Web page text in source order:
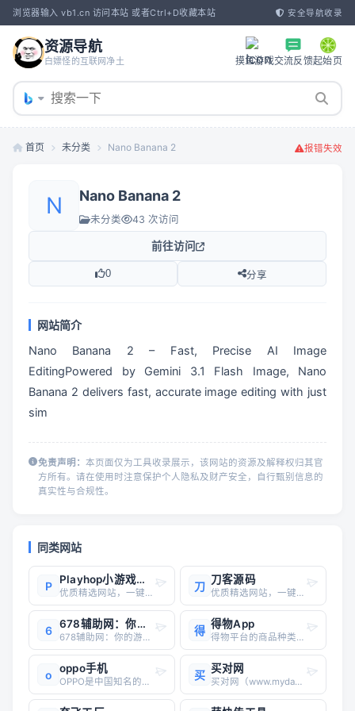
浏览器输入 vb1.cn 访问本站 或者Ctrl+D收藏本站 安全导航收录
资源导航
白嫖怪的互联网净土 摸鱼游戏交流反馈起始页
首页 未分类 Nano Banana 2 报错失效
N Nano Banana 2
未分类 43 次访问
前往访问
0 分享
网站简介
Nano Banana 2 – Fast, Precise AI Image
EditingPowered by Gemini 3.1 Flash Image, Nano
Banana 2 delivers fast, accurate image editing with just
sim
免责声明： 本页面仅为工具收录展示，该网站的资源及解释权归其官
方所有。请在使用时注意保护个人隐私及财产安全，自行甄别信息的
真实性与合规性。
同类网站
P Playhop小游戏网站官网
优质精选网站，一键直达
刀 刀客源码
优质精选网站，一键直达
6 678辅助网：你的游戏资源宝库
678辅助网：你的游戏资源宝库678辅助网，正如其名，是一个专注于游戏辅助资源的网站。它致力于为广大游戏爱好者提供免费、安全、可靠的游戏辅助工具、攻略秘籍以及最新游戏资讯。网站特色： 海量资源： 涵盖各类热门游戏的辅助工具、外挂、修改器、存档等，满足不同玩家的需求。 免费
得 得物App
得物平台的商品种类丰富，涵盖潮鞋、潮服、手表、配饰、3C数码、美妆、汽车等多个领域。此外，得物还支持二手奢侈品交易，为用户提供了一个安全可靠的二手商品交易平台。得物不仅是一个购物平台，还通过“社区+电商”的模式，为年轻用户提供了一个交流和分享潮流文化的社区空间。用户可以在平台上分享穿搭、参与
o oppo手机
OPPO是中国知名的智能手机品牌，以创新技术、时尚设计和优质用户体验著称。OPPO在全球市场拥有广泛的用户基础，尤其在东南亚、印度和中国市场表现突出。以下是关于OPPO手机的详细介绍：品牌介绍OPPO成立于2004年，最初以DVD播放器等电子产品起家，2008年正式进入手机市场。OPPO的名
买 买对网
买对网（www.myday.cn ）是一家提供跨境购物服务的公司，隶属于买对中国香港有限公司，成立于2004年12月。该网站主要为用户提供日本雅虎拍卖、乐天等海外平台的商品代购和代拍服务。买对网的核心业务包括日本Yahoo拍卖区产品的代拍服务，商品种类丰富，涵盖日式古玩、工艺品、3C数码等各类精品。